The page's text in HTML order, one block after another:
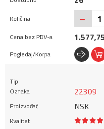
-
22309
NSK